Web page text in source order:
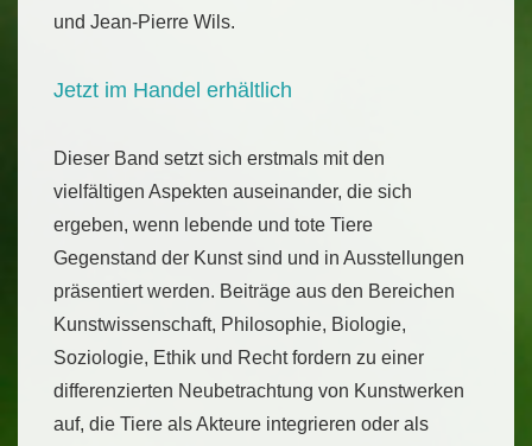
und Jean-Pierre Wils.
Jetzt im Handel erhältlich
Dieser Band setzt sich erstmals mit den
vielfältigen Aspekten auseinander, die sich
ergeben, wenn lebende und tote Tiere
Gegenstand der Kunst sind und in Ausstellungen
präsentiert werden. Beiträge aus den Bereichen
Kunstwissenschaft, Philosophie, Biologie,
Soziologie, Ethik und Recht fordern zu einer
differenzierten Neubetrachtung von Kunstwerken
auf, die Tiere als Akteure integrieren oder als